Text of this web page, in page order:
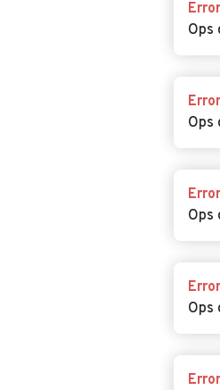
Error
Ops
Error
Ops
Error
Ops
Error
Ops
Error